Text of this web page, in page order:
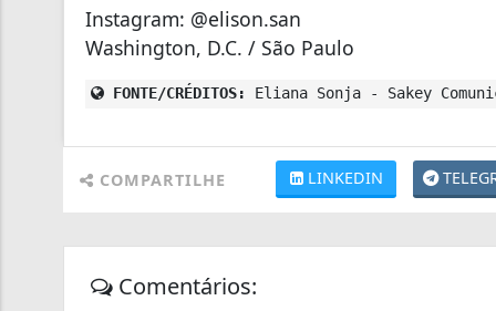
Instagram: @elison.san
Washington, D.C. / São Paulo
FONTE/CRÉDITOS: Eliana Sonja - Sakey
COMPARTILHE LINKEDIN
Comentários: